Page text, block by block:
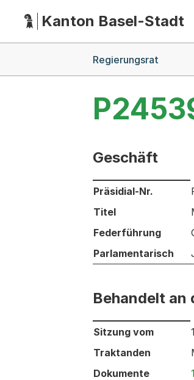
HauptnavigationKanton Basel-Stadt
Regierungsrat
Geschäft
Informationen zum
Präsidial-Nr.
Titel
Federführung
Parlamentarisch
Behandelt an
Behandelt an den
Sitzung vom
Traktanden
Dokumente